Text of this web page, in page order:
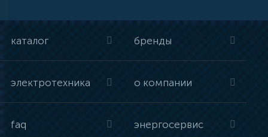
каталог бренды
электротехника о компании
faq энергосервис